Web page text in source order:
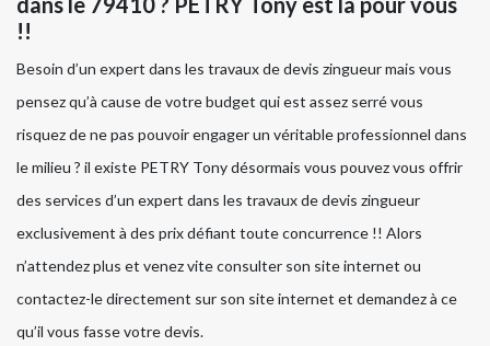
!!
Besoin d’un expert dans les travaux de devis zingueur mais vous
pensez qu’à cause de votre budget qui est assez serré vous
risquez de ne pas pouvoir engager un véritable professionnel dans
le milieu ? il existe PETRY Tony désormais vous pouvez vous offrir
des services d’un expert dans les travaux de devis zingueur
exclusivement à des prix défiant toute concurrence !! Alors
n’attendez plus et venez vite consulter son site internet ou
contactez-le directement sur son site internet et demandez à ce
qu’il vous fasse votre devis.